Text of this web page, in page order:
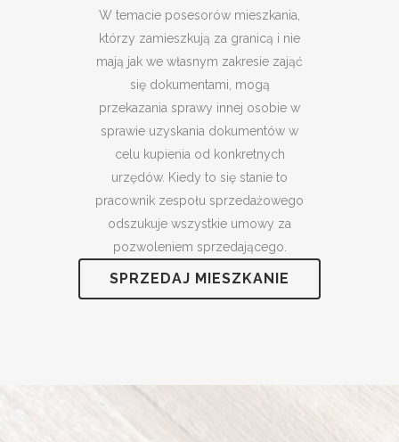
W temacie posesorów mieszkania,
którzy zamieszkują za granicą i nie
mają jak we własnym zakresie zająć
się dokumentami, mogą
przekazania sprawy innej osobie w
sprawie uzyskania dokumentów w
celu kupienia od konkretnych
urzędów. Kiedy to się stanie to
pracownik zespołu sprzedażowego
odszukuje wszystkie umowy za
pozwoleniem sprzedającego.
SPRZEDAJ MIESZKANIE